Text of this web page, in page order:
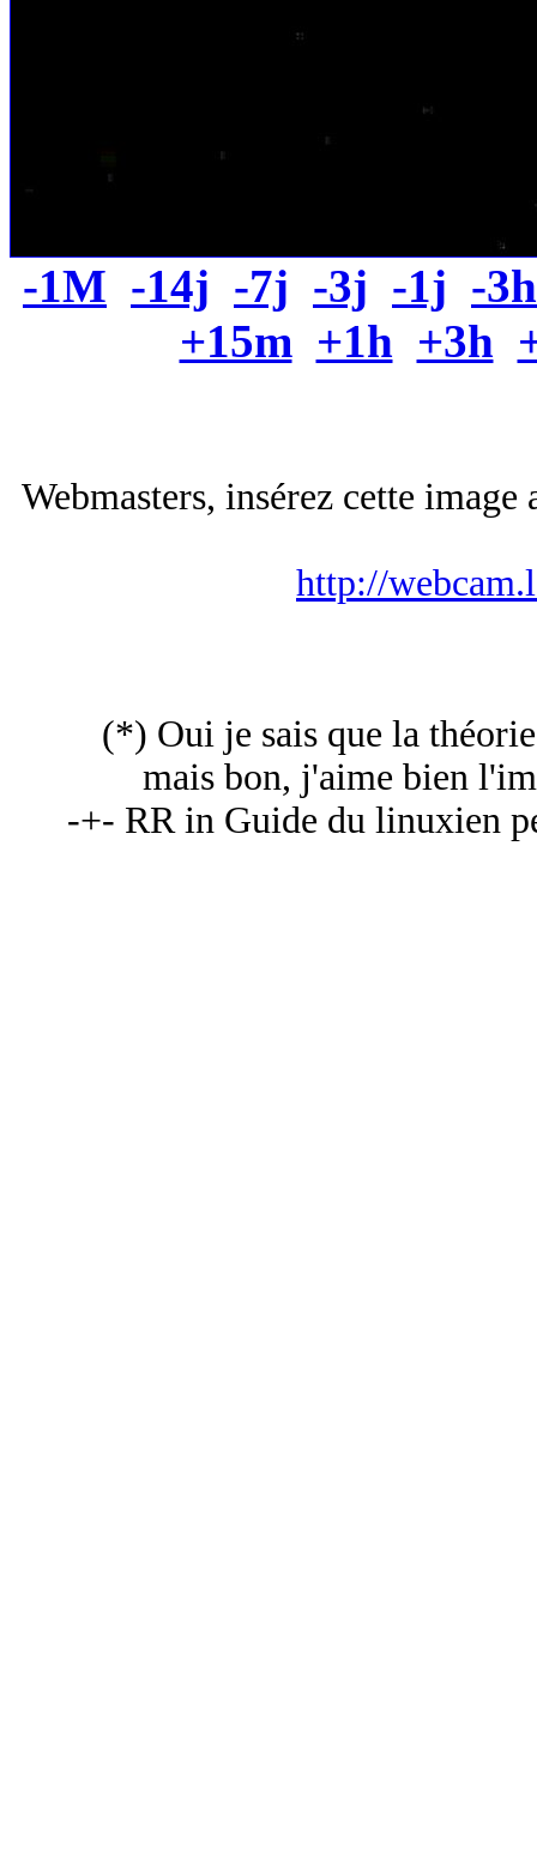
-1M -14j -7j -3j -1j -3h
+15m +1h +3h
Webmasters, insérez cette
http://
(*) Oui je sais que la
mais bon, j'aime bien
-+- RR in Guide du linuxien